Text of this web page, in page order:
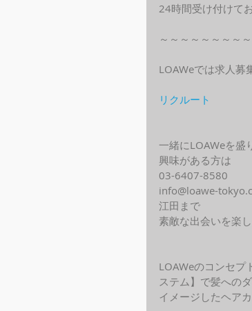
24時間受け付けて
～～～～～～～～
LOAWeでは求人募
リクルート
一緒にLOAWeを盛
興味がある方は
03-6407-8580
info@loawe-
江田まで
素敵な出会いを楽
LOAWeのコンセプ
ステム】で髪への
イメージしたヘア